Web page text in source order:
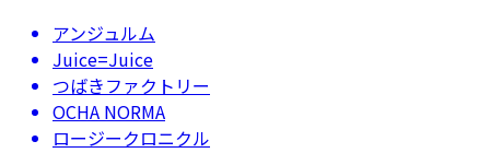
アンジュルム
Juice=Juice
つばきファクトリー
OCHA NORMA
ロージークロニクル